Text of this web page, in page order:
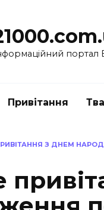
портал
Привітання
З ДНЕМ